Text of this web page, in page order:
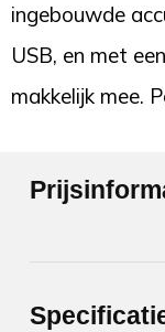
ingebouwde
USB, en met
makkelijk mee.